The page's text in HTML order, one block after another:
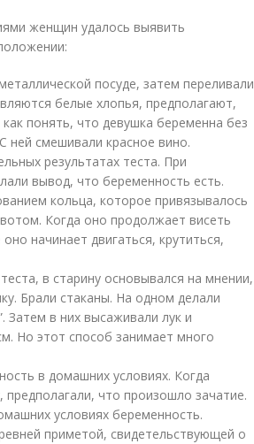
женщин удалось выявить
посуде, затем переливали
белые хлопья, предполагают,
понять, что девушка беременна без
ней смешивали красное вино.
результатах теста. При
вывод, что беременность есть.
кольца, которое привязывалось
Когда оно продолжает висеть
начинает двигаться, крутиться,
в старину основывался на мнении,
Брали стаканы. На одном делали
Затем в них высаживали лук и
Но этот способ занимает много
в домашних условиях. Когда
что произошло зачатие.
условиях беременность.
приметой, свидетельствующей о